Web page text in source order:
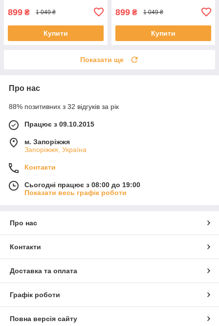
899 ₴ 1 049 ₴
Купити
899 ₴ 1 049 ₴
Купити
Показати ще
Про нас
88% позитивних з 32 відгуків за рік
Працює з 09.10.2015
м. Запоріжжя
Запоріжжя, Україна
Контакти
Сьогодні працює з 08:00 до 19:00
Показати весь графік роботи
Про нас
Контакти
Доставка та оплата
Графік роботи
Повна версія сайту